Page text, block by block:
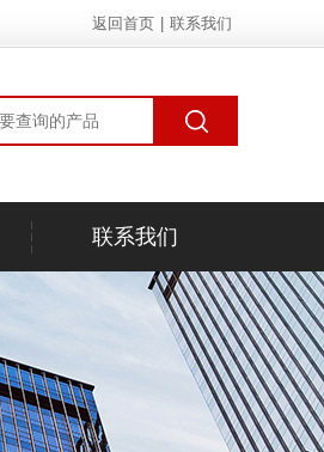
返回首页 联系我们
联系我们